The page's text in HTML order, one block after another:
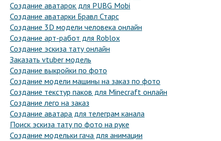
Создание аватарок для PUBG Mobi
Создание аватарки Бравл Старс
Создание 3D модели человека онлайн
Создание арт-работ для Roblox
Создание эскиза тату онлайн
Заказать vtuber модель
Создание выкройки по фото
Создание модели машины на заказ по фото
Создание текстур паков для Minecraft онлайн
Создание лего на заказ
Создание аватара для телеграм канала
Поиск эскиза тату по фото на руке
Создание модельки гача для анимации